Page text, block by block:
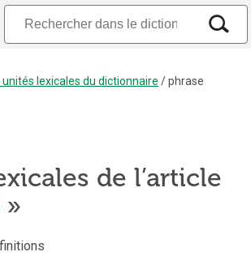
lexicales du dictionnaire /phrase
de l’article
»